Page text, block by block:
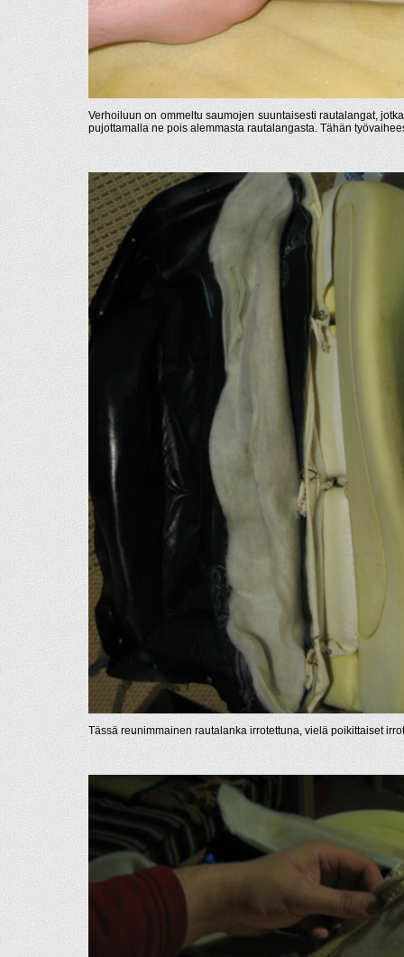
Verhoiluun on ommeltu saumojen suuntaisesti rautalangat,
pujottamalla ne pois alemmasta rautalangasta. Tähän
Tässä reunimmainen rautalanka irrotettuna, vielä poikittaiset